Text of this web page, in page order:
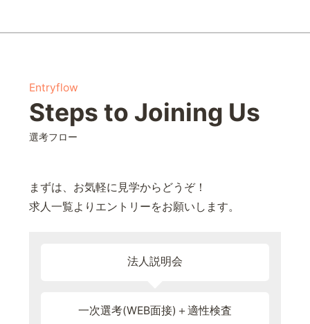
選考フロー
Steps to Joining Us
Entryflow
まずは、お気軽に見学からどうぞ！
求人一覧よりエントリーをお願いします。
法人説明会
一次選考(WEB面接)＋適性検査